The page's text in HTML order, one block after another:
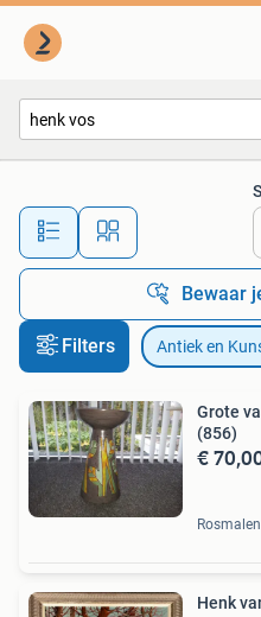
Alle
Bewaar
Filters Antiek en
Grote
(856)
€
Rosmalen
Henk